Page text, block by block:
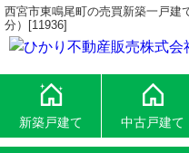
西宮市東鳴尾町の売買新築一戸建
分）[11936]
新築戸建て 中古戸建て